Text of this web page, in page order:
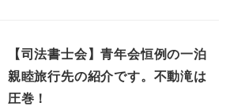
【司法書士会】青年会恒例の一泊
親睦旅行先の紹介です。不動滝は
圧巻！